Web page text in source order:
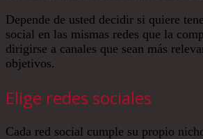
Depende de usted decidir si quiere
social en las mismas redes que la
dirigirse a canales que sean más
objetivos.
Elige redes sociales
Cada red social cumple su propio